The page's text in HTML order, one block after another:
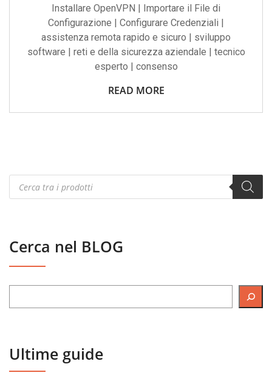
Installare OpenVPN | Importare il File di
Configurazione | Configurare Credenziali |
assistenza remota rapido e sicuro | sviluppo
software | reti e della sicurezza aziendale | tecnico
esperto | consenso
READ MORE
Products
search
Cerca nel BLOG
Ultime guide